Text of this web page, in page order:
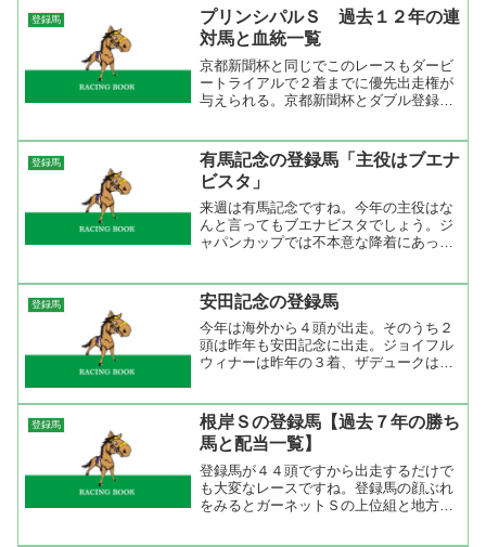
われがちだが、早くから賞金を加算して
ゆったり目のローテーション...
登録馬
プリンシパルＳ 過去１２年の連
対馬と血統一覧
京都新聞杯と同じでこのレースもダービ
ートライアルで２着までに優先出走権が
与えられる。京都新聞杯とダブル登録し
です。ただ、賞金的にプリンシパルＳの
方が出走ハードルが高いの...
登録馬
有馬記念の登録馬「主役はブエナ
ビスタ」
来週は有馬記念ですね。今年の主役はな
んと言ってもブエナビスタでしょう。ジ
ャパンカップでは不本意な降着にあって
ら２着と好走。今年は完成されつつある
ので勝てると思っている。...
登録馬 安田記念の登録馬
今年は海外から４頭が出走。そのうち２
頭は昨年も安田記念に出走。ジョイフル
ウィナーは昨年の３着、ザデュークは１
１）に出走。このレースで逃げ切ったの
がエイブルワンで、先行して...
登録馬
根岸Ｓの登録馬【過去７年の勝ち
馬と配当一覧】
登録馬が４４頭ですから出走するだけで
も大変なレースですね。登録馬の顔ぶれ
をみるとガーネットＳの上位組と地方重